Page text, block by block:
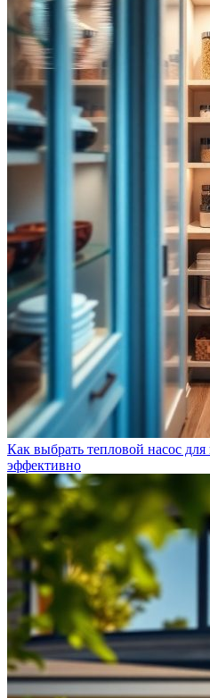
Как выбрать тепловой насос
эффективно